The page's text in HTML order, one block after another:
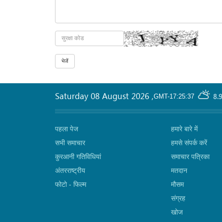
GMT-17:25:37
Saturday 08 August 2026 ,
पहला पेज
सभी समाचार
कुरआनी गतिविधियां
अंतरराष्ट्रीय
फोटो - फिल्म
हमारे बारे में
हमसे संपर्क करें
समाचार पत्रिका
मतदान
मौसम
संग्रह
खोज